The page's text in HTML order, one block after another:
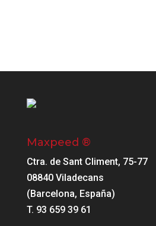
Maxpeed ®
Ctra. de Sant Climent, 75-77
08840 Viladecans
(Barcelona, España)
T. 93 659 39 61